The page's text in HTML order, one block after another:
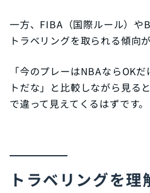
一方、FIBA（国際ルール）や
トラベリングを取られる傾向が
「今のプレーはNBAならOK
トだな」と比較しながら見る
で違って見えてくるはずです。
トラベリングを